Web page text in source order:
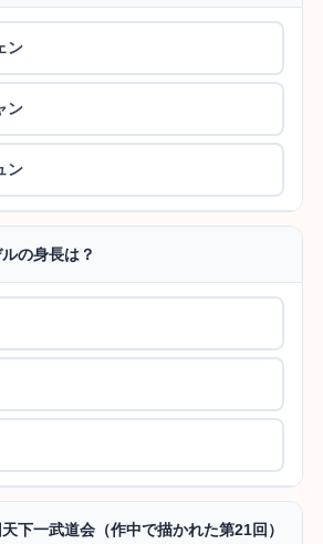
ン
ン
ン
の身長は？
下一武道会（作中で描かれた第21回）